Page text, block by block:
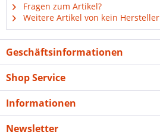
Fragen zum Artikel?
Weitere Artikel von kein Hersteller
Geschäftsinformationen
Shop Service
Informationen
Newsletter